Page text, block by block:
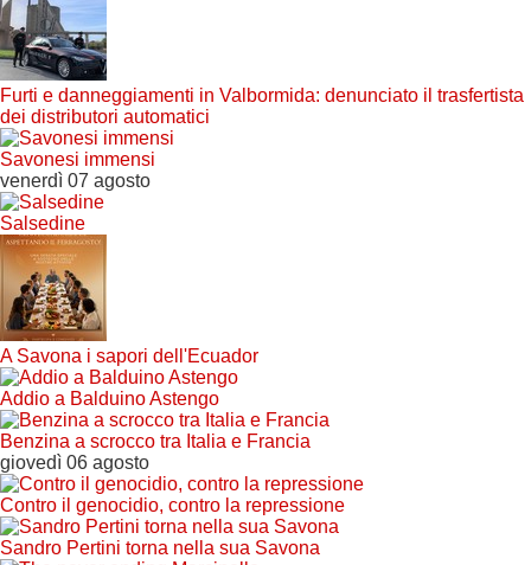
Furti e danneggiamenti in Valbormida: denunciato il trasfertista
dei distributori automatici
Savonesi immensi
venerdì 07 agosto
Salsedine
A Savona i sapori dell'Ecuador
Addio a Balduino Astengo
Benzina a scrocco tra Italia e Francia
giovedì 06 agosto
Contro il genocidio, contro la repressione
Sandro Pertini torna nella sua Savona